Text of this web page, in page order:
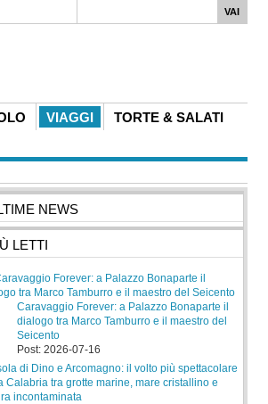
VIAGGI
TORTE & SALATI
NEWS
LETTI
Caravaggio Forever: a Palazzo Bonaparte il
dialogo tra Marco Tamburro e il maestro del
Seicento
Post: 2026-07-16